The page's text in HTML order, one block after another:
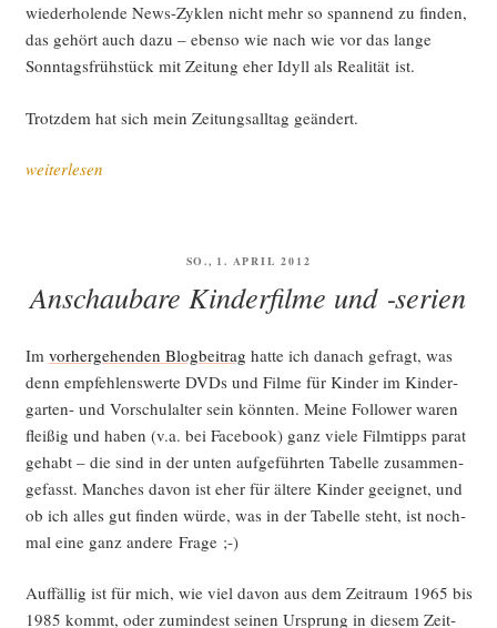
wie­der­ho­len­de News-Zyklen nicht mehr so span­nend zu fin­den,
das gehört auch dazu – eben­so wie nach wie vor das lan­ge
Sonn­tags­früh­stück mit Zei­tung eher Idyll als Rea­li­tät ist.
Trotz­dem hat sich mein Zei­tungs­all­tag geändert.
„Wie
wie­
ent­
deck­
te“
weiterlesen
VERÖFFENTLICHT
SO., 1. APRIL 2012
Anschaubare Kinderfilme und ‑serien
Im vor­her­ge­hen­den Blog­bei­trag hat­te ich danach gefragt, was
denn emp­feh­lens­wer­te DVDs und Fil­me für Kin­der im Kin­der­
gar­ten- und Vor­schul­al­ter sein könn­ten. Mei­ne Fol­lower waren
flei­ßig und haben (v.a. bei Face­book) ganz vie­le Film­tipps parat
gehabt – die sind in der unten auf­ge­führ­ten Tabel­le zusam­men­
ge­fasst. Man­ches davon ist eher für älte­re Kin­der geeig­net, und
ob ich alles gut fin­den wür­de, was in der Tabel­le steht, ist noch­
mal eine ganz ande­re Frage ;-)
Auf­fäl­lig ist für mich, wie viel davon aus dem Zeit­raum 1965 bis
1985 kommt, oder zumin­dest sei­nen Ursprung in die­sem Zeit­